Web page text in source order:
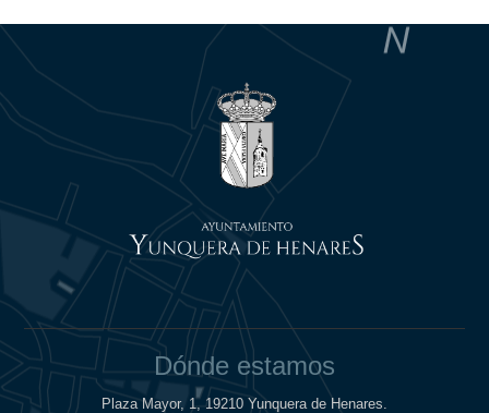
Dónde estamos
Plaza Mayor, 1, 19210 Yunquera de Henares.